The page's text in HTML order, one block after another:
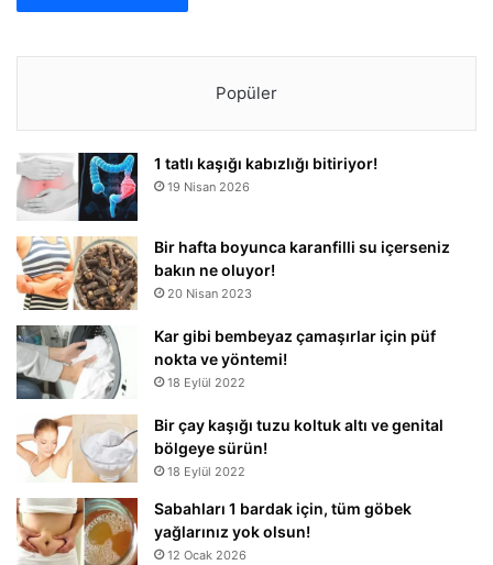
Popüler
1 tatlı kaşığı kabızlığı bitiriyor!
19 Nisan 2026
Bir hafta boyunca karanfilli su içerseniz
bakın ne oluyor!
20 Nisan 2023
Kar gibi bembeyaz çamaşırlar için püf
nokta ve yöntemi!
18 Eylül 2022
Bir çay kaşığı tuzu koltuk altı ve genital
bölgeye sürün!
18 Eylül 2022
Sabahları 1 bardak için, tüm göbek
yağlarınız yok olsun!
12 Ocak 2026